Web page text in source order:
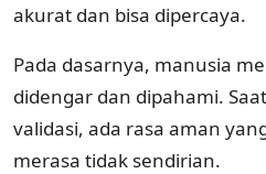
akurat dan bisa dipercaya.
Pada dasarnya, manusia
didengar dan dipahami.
validasi, ada rasa aman
merasa tidak sendirian.